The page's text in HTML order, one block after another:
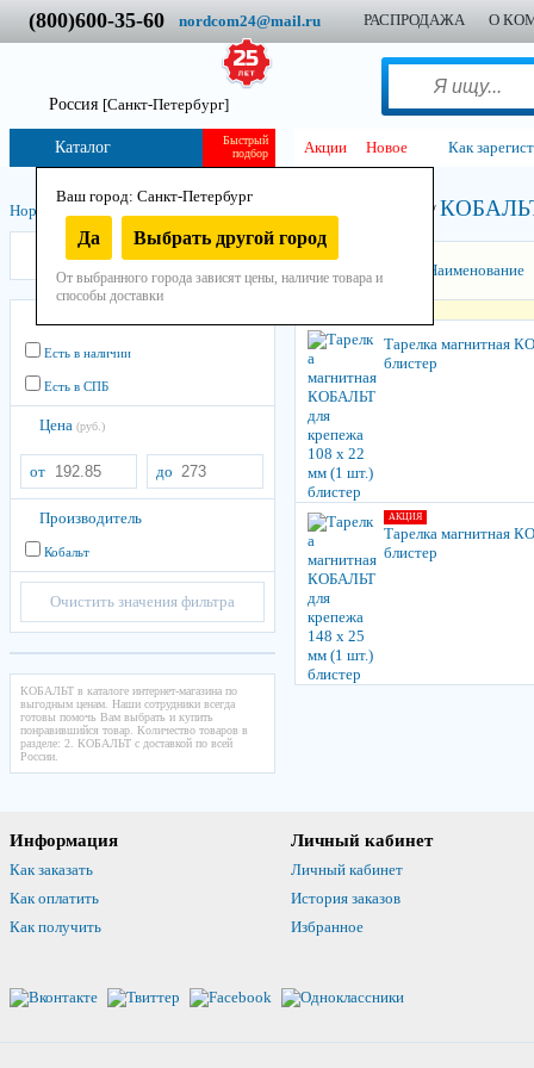
(800)600-35-60 nordcom24@mail.ru РАСПРОДАЖА О
Россия [Санкт-Петербург]
Ваш город: Санкт-Петербург
Да Выбрать другой город
От выбранного города зависят цены, наличие товара и
способы доставки
Быстрый
подбор
Каталог Акции Новое Как
Нордком Инструмент Ручной / Прочий /
КОБАЛЬТ
Есть в наличии
Есть в СПБ
Цена (руб.)
от до
Производитель
Кобальт
Очистить значения фильтра
КОБАЛЬТ в каталоге интернет-магазина по
выгодным ценам. Наши сотрудники всегда
готовы помочь Вам выбрать и купить
понравившийся товар. Количество товаров в
разделе: 2. КОБАЛЬТ с доставкой по всей
России.
Наименование
Тарелка магнитная
блистер
АКЦИЯ
Тарелка магнитная
блистер
Информация
Как заказать
Как оплатить
Как получить
Личный кабинет
Личный кабинет
История заказов
Избранное